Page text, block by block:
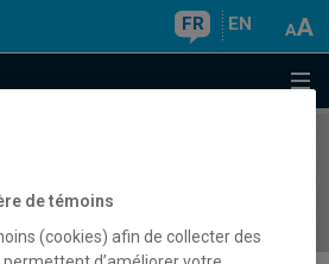
FR EN
de témoins
(cookies) afin de collecter des